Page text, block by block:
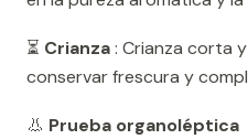
⏳ Crianza: Crianza corta
conservar frescura y
👃 Prueba organoléptica